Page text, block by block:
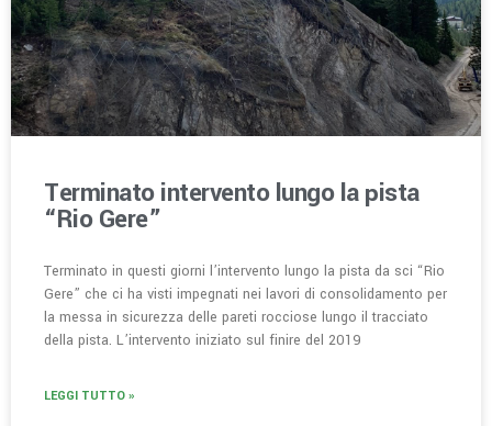
Terminato intervento lungo la pista
“Rio Gere”
Terminato in questi giorni l’intervento lungo la pista da sci “Rio
Gere” che ci ha visti impegnati nei lavori di consolidamento per
la messa in sicurezza delle pareti rocciose lungo il tracciato
della pista. L’intervento iniziato sul finire del 2019
LEGGI TUTTO »